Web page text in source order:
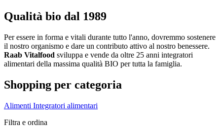
Qualità bio dal 1989
Per essere in forma e vitali durante tutto l'anno, dovremmo sostenere
il nostro organismo e dare un contributo attivo al nostro benessere.
Raab Vitalfood sviluppa e vende da oltre 25 anni integratori
alimentari della massima qualità BIO per tutta la famiglia.
Shopping per categoria
Alimenti Integratori alimentari
Filtra e ordina